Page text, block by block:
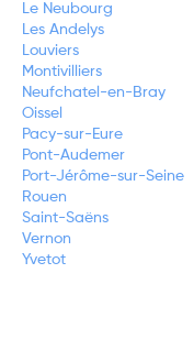
Le Neubourg
Les Andelys
Louviers
Montivilliers
Neufchatel-en-Bray
Oissel
Pacy-sur-Eure
Pont-Audemer
Port-Jérôme-sur-Seine
Rouen
Saint-Saëns
Vernon
Yvetot